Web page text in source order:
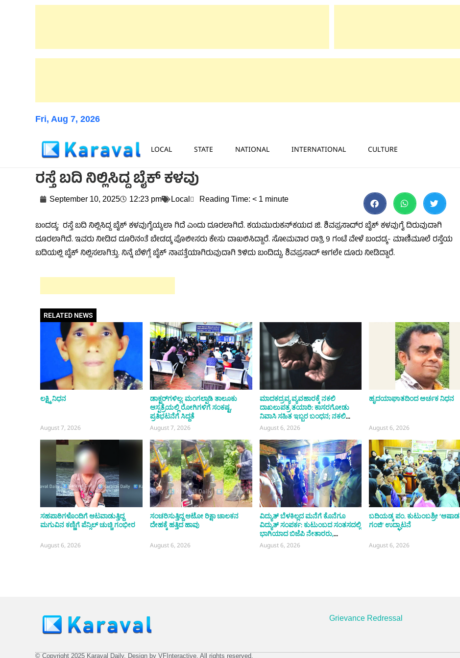
Fri, Aug 7, 2026
LOCAL STATE NATIONAL INTERNATIONAL CULTURE
ರಸ್ತೆ ಬದಿ ನಿಲ್ಲಿಸಿದ್ದ ಬೈಕ್ ಕಳವು
September 10, 2025 12:23 pm Local Reading Time: < 1 minute
ಬಂದಡ್ಕ: ರಸ್ತೆ ಬದಿ ನಿಲ್ಲಿಸಿದ್ದ ಬೈಕ್ ಕಳವುಗೈಯ್ಯಲಾ ಗಿದೆ ಎಂದು ದೂರಲಾಗಿದೆ. ಕಯಮುರುಕನ್‌ಕಯದ ಜಿ. ಶಿವಪ್ರಸಾದ್‌ರ ಬೈಕ್ ಕಳವುಗೈ ದಿರುವುದಾಗಿ
ದೂರಲಾಗಿದೆ. ಇವರು ನೀಡಿದ ದೂರಿನಂತೆ ಬೇಡಡ್ಕ ಪೊಲೀಸರು ಕೇಸು ದಾಖಲಿಸಿದ್ದಾರೆ. ಸೋಮವಾರ ರಾತ್ರಿ 9 ಗಂಟೆ ವೇಳೆ ಬಂದಡ್ಕ- ಮಾಣಿಮೂಲೆ ರಸ್ತೆಯ
ಬದಿಯಲ್ಲಿ ಬೈಕ್ ನಿಲ್ಲಿಸಲಾಗಿತ್ತು. ನಿನ್ನೆ ಬೆಳಿಗ್ಗೆ ಬೈಕ್ ನಾಪತ್ತೆಯಾಗಿರುವುದಾಗಿ ತಿಳಿದು ಬಂದಿದ್ದು, ಶಿವಪ್ರಸಾದ್ ಆಗಲೇ ದೂರು ನೀಡಿದ್ದಾರೆ.
RELATED NEWS
ಲಕ್ಷ್ಮಿ ನಿಧನ
August 7, 2026
ಡಾಕ್ಟರ್‌ಗಳಿಲ್ಲ: ಮಂಗಲ್ಪಾಡಿ ತಾಲೂಕು
ಆಸ್ಪತ್ರೆಯಲ್ಲಿ ರೋಗಿಗಳಿಗೆ ಸಂಕಷ್ಟ,
ಪ್ರತಿಭಟನೆಗೆ ಸಿದ್ಧತೆ
August 7, 2026
ಮಾದಕದ್ರವ್ಯ ವ್ಯವಹಾರಕ್ಕೆ ನಕಲಿ
ದಾಖಲುಪತ್ರ ತಯಾರಿ: ಕಾಸರಗೋಡು
ನಿವಾಸಿ ಸಹಿತ ಇಬ್ಬರ ಬಂಧನ; ನಕಲಿ
ದಾಖಲುಪತ್ರಗಳನ್ನು ತಯಾರಿಸುತ್ತಿರುವುದು
ಬೆಂಗಳೂರಿನಲ್ಲಿ
August 6, 2026
ಹೃದಯಾಘಾತದಿಂದ ಅರ್ಚಕ ನಿಧನ
August 6, 2026
ಸಹಪಾಠಿಗಳೊಂದಿಗೆ ಆಟವಾಡುತ್ತಿದ್ದ
ಮಗುವಿನ ಕಣ್ಣಿಗೆ ಪೆನ್ಸಿಲ್ ಚುಚ್ಚಿ ಗಂಭೀರ
August 6, 2026
ಸಂಚರಿಸುತ್ತಿದ್ದ ಆಟೋ ರಿಕ್ಷಾ ಚಾಲಕನ
ದೇಹಕ್ಕೆ ಹತ್ತಿದ ಹಾವು
August 6, 2026
ವಿದ್ಯುತ್ ಬೆಳಕಿಲ್ಲದ ಮನೆಗೆ ಕೊನೆಗೂ
ವಿದ್ಯುತ್ ಸಂಪರ್ಕ: ಕುಟುಂಬದ ಸಂತಸದಲ್ಲಿ
ಭಾಗಿಯಾದ ಬಿಜೆಪಿ ನೇತಾರರು,
ಸ್ಥಳೀಯರು
August 6, 2026
ಬದಿಯಡ್ಕ ಪಂ. ಕುಟುಂಬಶ್ರೀ ‘ಆಷಾಡ
ಗಂಜಿ’ ಉದ್ಘಾಟನೆ
August 6, 2026
Grievance Redressal
© Copyright 2025 Karaval Daily. Design by VFInteractive. All rights reserved.